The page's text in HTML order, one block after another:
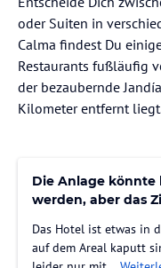
oder Suiten in
Calma findest Du
Restaurants fußläufig
der bezaubernde
Kilometer entfernt
Die Anlage könnte
werden, aber das
Das Hotel ist etwas in die
auf dem Areal kaputt sind. Das Reinigen der